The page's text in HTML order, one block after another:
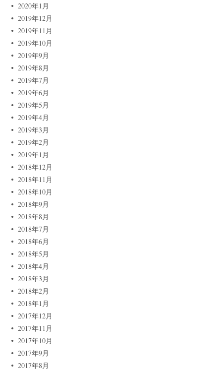
2020年1月
2019年12月
2019年11月
2019年10月
2019年9月
2019年8月
2019年7月
2019年6月
2019年5月
2019年4月
2019年3月
2019年2月
2019年1月
2018年12月
2018年11月
2018年10月
2018年9月
2018年8月
2018年7月
2018年6月
2018年5月
2018年4月
2018年3月
2018年2月
2018年1月
2017年12月
2017年11月
2017年10月
2017年9月
2017年8月